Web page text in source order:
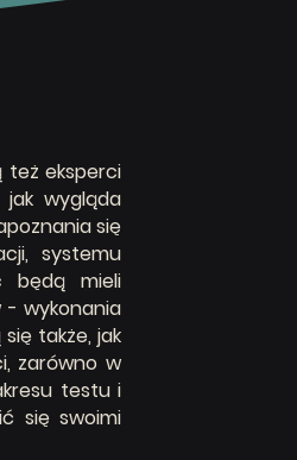
też eksperci
wygląda
się
systemu
będą mieli
- wykonania
także, jak
zarówno w
testu i
się swoimi